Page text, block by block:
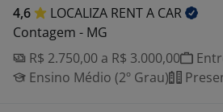
4,6 LOCALIZA RENT A CAR
Contagem - MG
R$ 2.750,00 a R$ 3.000,00
Ensino Médio (2º Grau)